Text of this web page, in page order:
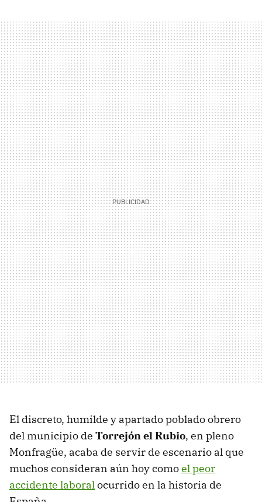
El discreto, humilde y apartado poblado obrero
del municipio de Torrejón el Rubio, en pleno
Monfragüe, acaba de servir de escenario al que
muchos consideran aún hoy comoel peor
accidente laboralocurrido en la historia de